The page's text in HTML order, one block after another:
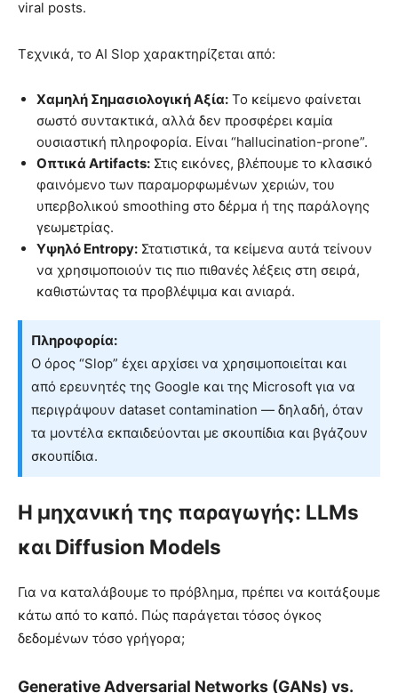
viral posts.
Τεχνικά, το AI Slop χαρακτηρίζεται από:
Χαμηλή Σημασιολογική Αξία: Το κείμενο φαίνεται
σωστό συντακτικά, αλλά δεν προσφέρει καμία
ουσιαστική πληροφορία. Είναι “hallucination-prone”.
Οπτικά Artifacts: Στις εικόνες, βλέπουμε το κλασικό
φαινόμενο των παραμορφωμένων χεριών, του
υπερβολικού smoothing στο δέρμα ή της παράλογης
γεωμετρίας.
Υψηλό Entropy: Στατιστικά, τα κείμενα αυτά τείνουν
να χρησιμοποιούν τις πιο πιθανές λέξεις στη σειρά,
καθιστώντας τα προβλέψιμα και ανιαρά.
Πληροφορία:
Ο όρος “Slop” έχει αρχίσει να χρησιμοποιείται και
από ερευνητές της Google και της Microsoft για να
περιγράψουν dataset contamination — δηλαδή, όταν
τα μοντέλα εκπαιδεύονται με σκουπίδια και βγάζουν
σκουπίδια.
Η μηχανική της παραγωγής: LLMs
και Diffusion Models
Για να καταλάβουμε το πρόβλημα, πρέπει να κοιτάξουμε
κάτω από το καπό. Πώς παράγεται τόσος όγκος
δεδομένων τόσο γρήγορα;
Generative Adversarial Networks (GANs) vs.